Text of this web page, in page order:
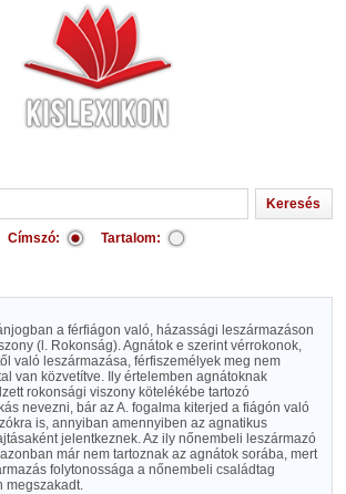
Címszó: Tartalom:
a férfiágon való, házassági leszármazáson
(l. Rokonság). Agnátok e szerint vérrokonok,
való leszármazása, férfiszemélyek meg nem
van közvetítve. Ily értelemben agnátoknak
rokonsági viszony kötelékébe tartozó
nevezni, bár az A. fogalma kiterjed a fiágón való
is, annyiban amennyiben az agnatikus
jelentkeznek. Az ily nőnembeli leszármazó
már nem tartoznak az agnátok sorába, mert
folytonossága a nőnembeli családtag
megszakadt.